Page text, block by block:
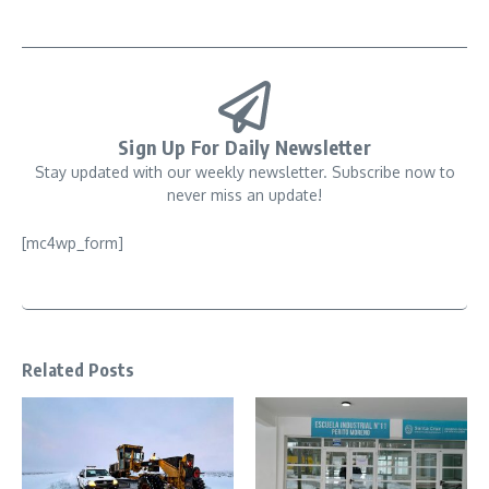
Sign Up For Daily Newsletter
Stay updated with our weekly newsletter. Subscribe now to
never miss an update!
[mc4wp_form]
Related Posts